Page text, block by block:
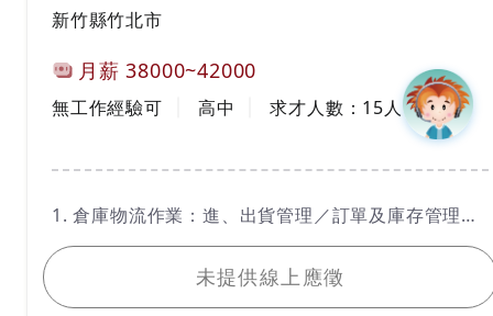
新竹縣竹北市
月薪 38000~42000
工作經驗
無工作經驗可 高中 求才人數： 15人
1. 倉庫物流作業：進、出貨管理／訂單及庫存管理／
2. 系統操作與資料維護
3. 每日報表製作及更新
我要應徵
未提供線上應徵